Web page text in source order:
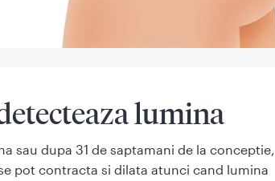
lumina
sau dupa 31 de saptamani de la conceptie,
pot contracta si dilata atunci cand lumina